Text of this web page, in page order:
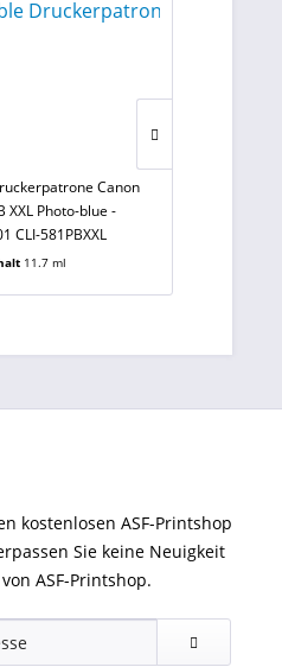
Canon
XXL Photo-blue -
CLI-581PBXXL
11.7 ml
kostenlosen ASF-Printshop
Sie keine Neuigkeit
ASF-Printshop.